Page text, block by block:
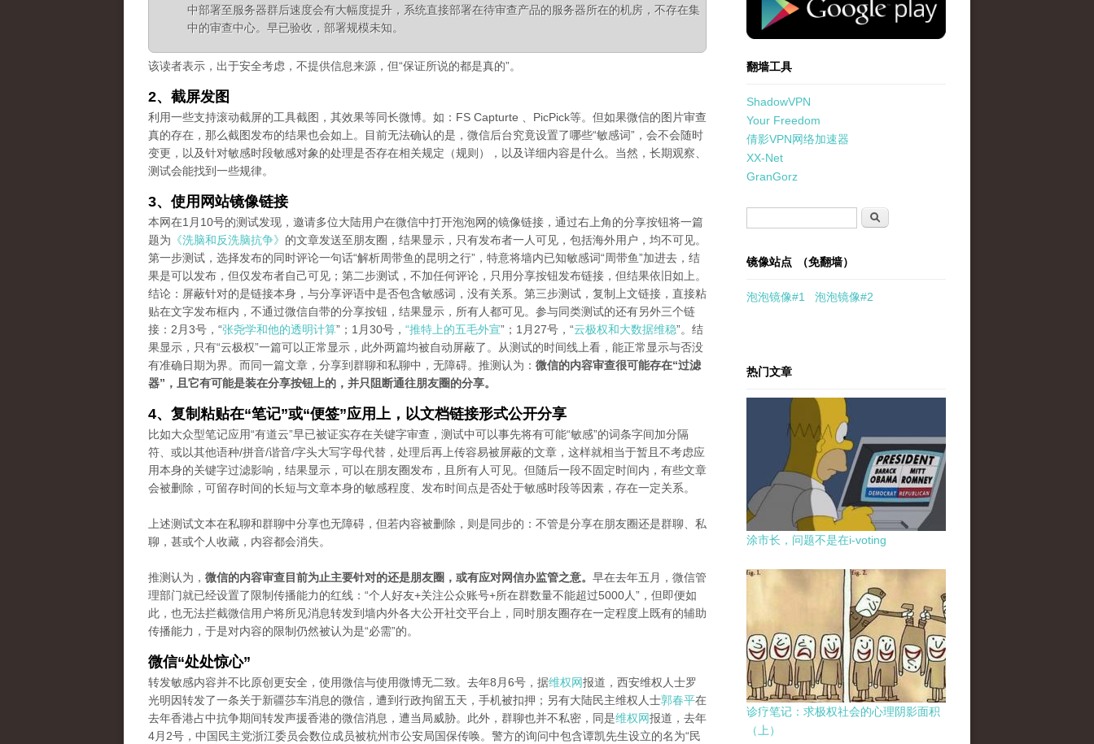
中部署至服务器群后速度会有大幅度提升，系统直接部署在待审查产品的服务器所在的机房，不存在集
中的审查中心。早已验收，部署规模未知。
该读者表示，出于安全考虑，不提供信息来源，但“保证所说的都是真的”。
2、截屏发图
利用一些支持滚动截屏的工具截图，其效果等同长微博。如：FS Capturte 、PicPick等。但如果微信的图片审查
真的存在，那么截图发布的结果也会如上。目前无法确认的是，微信后台究竟设置了哪些“敏感词”，会不会随时
变更，以及针对敏感时段敏感对象的处理是否存在相关规定（规则），以及详细内容是什么。当然，长期观察、
测试会能找到一些规律。
3、使用网站镜像链接
本网在1月10号的测试发现，邀请多位大陆用户在微信中打开泡泡网的镜像链接，通过右上角的分享按钮将一篇
题为 《洗脑和反洗脑抗争》 的文章发送至朋友圈，结果显示，只有发布者一人可见，包括海外用户，均不可见。
第一步测试，选择发布的同时评论一句话“解析周带鱼的昆明之行”，特意将墙内已知敏感词“周带鱼”加进去，结
果是可以发布，但仅发布者自己可见；第二步测试，不加任何评论，只用分享按钮发布链接，但结果依旧如上。
结论：屏蔽针对的是链接本身，与分享评语中是否包含敏感词，没有关系。第三步测试，复制上文链接，直接粘
贴在文字发布框内，不通过微信自带的分享按钮，结果显示，所有人都可见。参与同类测试的还有另外三个链
接：2月3号，“张尧学和他的透明计算”；1月30号， “推特上的五毛外宣”；1月27号，“云极权和大数据维稳”。结
果显示，只有“云极权”一篇可以正常显示，此外两篇均被自动屏蔽了。从测试的时间线上看，能正常显示与否没
有准确日期为界。而同一篇文章，分享到群聊和私聊中，无障碍。推测认为： 微信的内容审查很可能存在“过滤
器”，且它有可能是装在分享按钮上的，并只阻断通往朋友圈的分享。
4、复制粘贴在“笔记”或“便签”应用上，以文档链接形式公开分享
比如大众型笔记应用“有道云”早已被证实存在关键字审查，测试中可以事先将有可能“敏感”的词条字间加分隔
符、或以其他语种/拼音/谐音/字头大写字母代替，处理后再上传容易被屏蔽的文章，这样就相当于暂且不考虑应
用本身的关键字过滤影响，结果显示，可以在朋友圈发布，且所有人可见。但随后一段不固定时间内，有些文章
会被删除，可留存时间的长短与文章本身的敏感程度、发布时间点是否处于敏感时段等因素，存在一定关系。
上述测试文本在私聊和群聊中分享也无障碍，但若内容被删除，则是同步的：不管是分享在朋友圈还是群聊、私
聊，甚或个人收藏，内容都会消失。
推测认为， 微信的内容审查目前为止主要针对的还是朋友圈，或有应对网信办监管之意。 早在去年五月，微信管
理部门就已经设置了限制传播能力的红线：“个人好友+关注公众账号+所在群数量不能超过5000人”，但即便如
此，也无法拦截微信用户将所见消息转发到墙内外各大公开社交平台上，同时朋友圈存在一定程度上既有的辅助
传播能力，于是对内容的限制仍然被认为是“必需”的。
微信“处处惊心”
转发敏感内容并不比原创更安全，使用微信与使用微博无二致。去年8月6号，据维权网报道，西安维权人士罗
光明因转发了一条关于新疆莎车消息的微信，遭到行政拘留五天，手机被扣押；另有大陆民主维权人士郭春平在
去年香港占中抗争期间转发声援香港的微信消息，遭当局威胁。此外，群聊也并不私密，同是维权网报道，去年
4月2号，中国民主党浙江委员会数位成员被杭州市公安局国保传唤。警方的询问中包含谭凯先生设立的名为“民
翻墙工具
ShadowVPN
Your Freedom
倩影VPN网络加速器
XX-Net
GranGorz
搜索
镜像站点 （免翻墙）
泡泡镜像#1 泡泡镜像#2
热门文章
涂市长，问题不是在i-voting
诊疗笔记：求极权社会的心理阴影面积
（上）